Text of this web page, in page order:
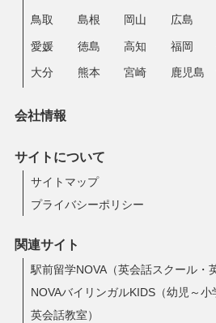
鳥取 島根 岡山 広島
愛媛 徳島 高知 福岡
大分 熊本 宮崎 鹿児島
会社情報
サイトについて
サイトマップ
プライバシーポリシー
関連サイト
駅前留学NOVA（英会話スクール・
NOVAバイリンガルKIDS（幼児～小
英会話教室）